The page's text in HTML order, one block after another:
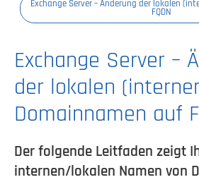
Exchange Server – Änderung der lokalen
FQDN
Exchange Server –
der lokalen
Domainnamen auf
Der folgende Leitfaden zeigt
internen/lokalen Namen von